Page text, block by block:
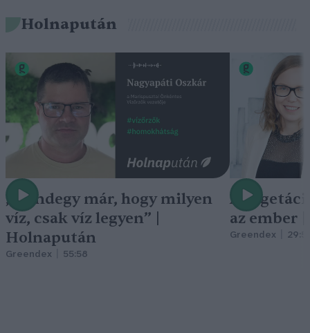
Holnapután
„Mindegy már, hogy milyen
víz, csak víz legyen” |
Holnapután
Greendex 55:58
A
az ember
Greendex